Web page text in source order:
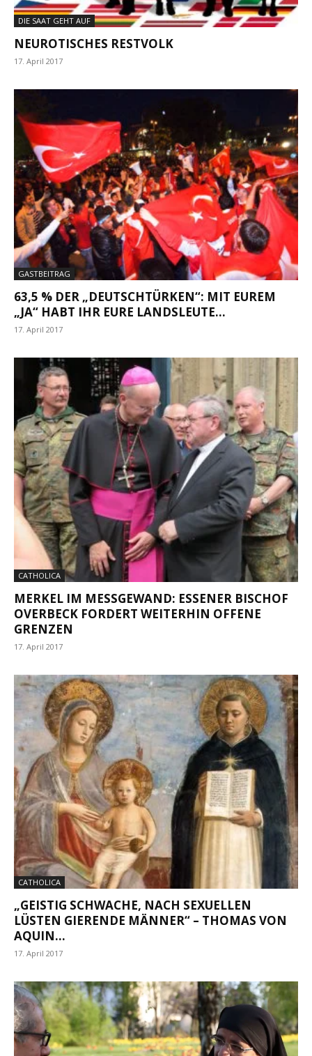
DIE SAAT GEHT AUF
NEUROTISCHES RESTVOLK
17. April 2017
GASTBEITRAG
63,5 % DER „DEUTSCHTÜRKEN“: MIT EUREM
„JA“ HABT IHR EURE LANDSLEUTE...
17. April 2017
CATHOLICA
MERKEL IM MESSGEWAND: ESSENER BISCHOF
OVERBECK FORDERT WEITERHIN OFFENE
GRENZEN
17. April 2017
CATHOLICA
„GEISTIG SCHWACHE, NACH SEXUELLEN
LÜSTEN GIERENDE MÄNNER“ – THOMAS VON
AQUIN...
17. April 2017